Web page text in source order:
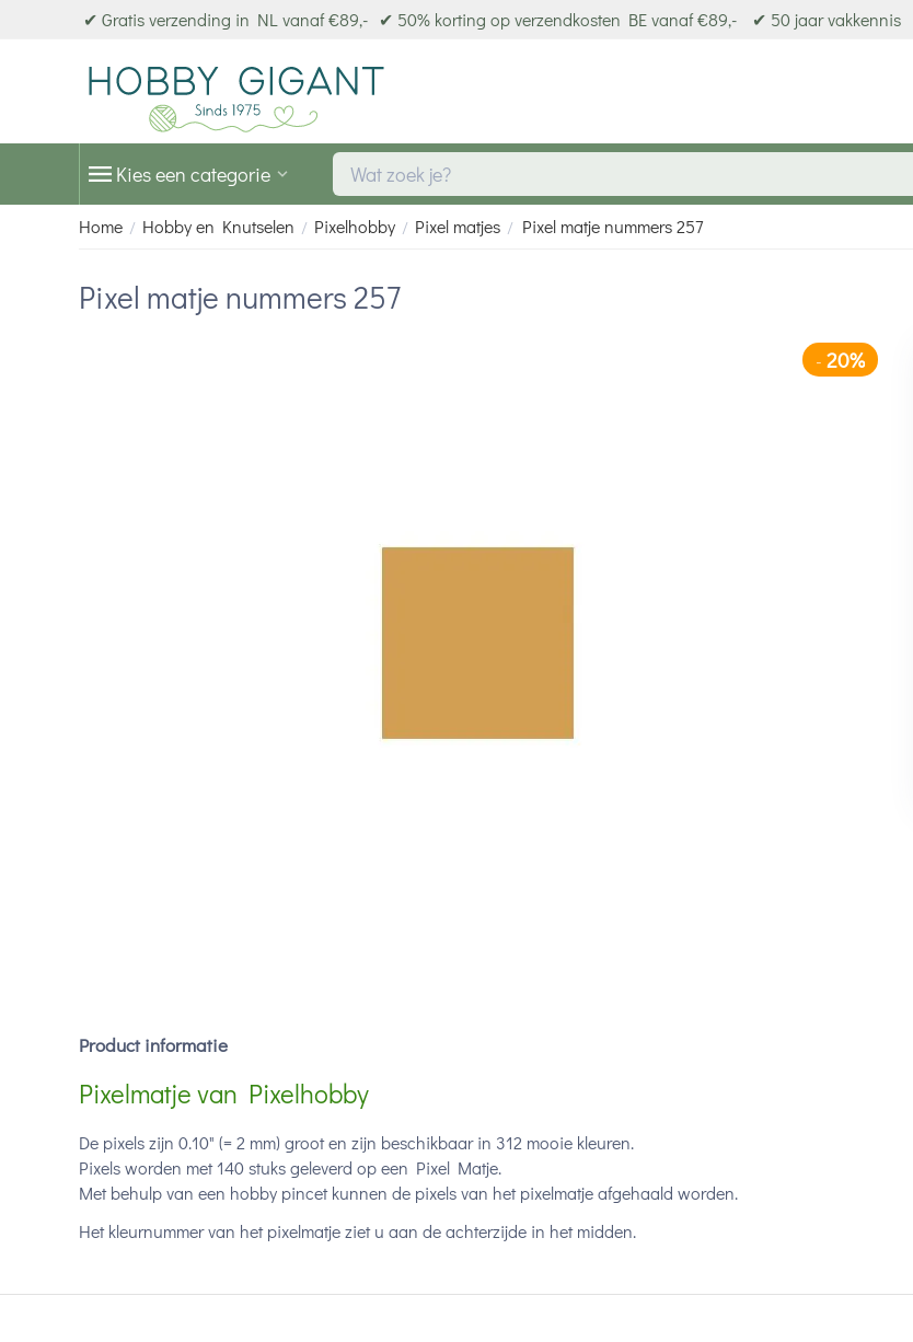
✔ Gratis verzending in NL vanaf €89,- ✔ 50% korting op verzendkosten BE vanaf €89,- ✔ 50 jaar vakkennis
Kies een categorie
Home / Hobby en Knutselen / Pixelhobby / Pixel matjes / Pixel matje nummers 257
Pixel matje nummers 257
Product informatie
Pixelmatje van Pixelhobby
De pixels zijn 0.10" (= 2 mm) groot en zijn beschikbaar in 312 mooie kleuren.
Pixels worden met 140 stuks geleverd op een Pixel Matje.
Met behulp van een hobby pincet kunnen de pixels van het pixelmatje afgehaald worden.
Het kleurnummer van het pixelmatje ziet u aan de achterzijde in het midden.